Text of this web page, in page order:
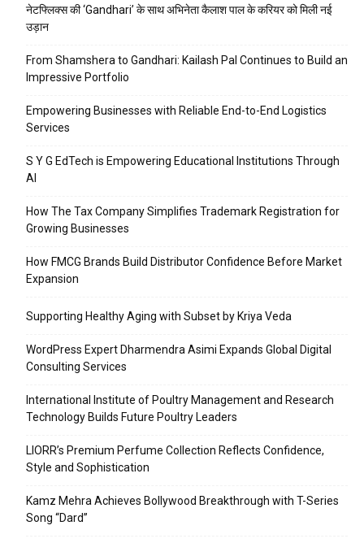
नेटफ्लिक्स की ‘Gandhari’ के साथ अभिनेता कैलाश पाल के करियर को मिली नई
उड़ान
From Shamshera to Gandhari: Kailash Pal Continues to Build an
Impressive Portfolio
Empowering Businesses with Reliable End-to-End Logistics
Services
S Y G EdTech is Empowering Educational Institutions Through
AI
How The Tax Company Simplifies Trademark Registration for
Growing Businesses
How FMCG Brands Build Distributor Confidence Before Market
Expansion
Supporting Healthy Aging with Subset by Kriya Veda
WordPress Expert Dharmendra Asimi Expands Global Digital
Consulting Services
International Institute of Poultry Management and Research
Technology Builds Future Poultry Leaders
LIORR’s Premium Perfume Collection Reflects Confidence,
Style and Sophistication
Kamz Mehra Achieves Bollywood Breakthrough with T-Series
Song “Dard”